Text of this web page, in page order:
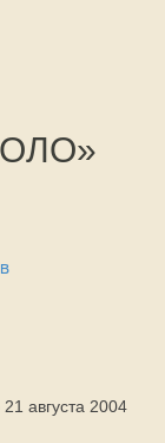
августа 2004